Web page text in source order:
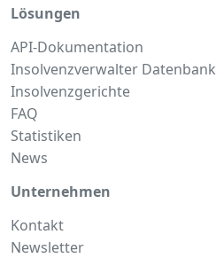
Lösungen
API-Dokumentation
Insolvenzverwalter Datenbank
Insolvenzgerichte
FAQ
Statistiken
News
Unternehmen
Kontakt
Newsletter